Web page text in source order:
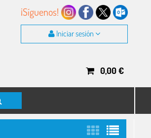
¡Síguenos!
Iniciar sesión
0,00€